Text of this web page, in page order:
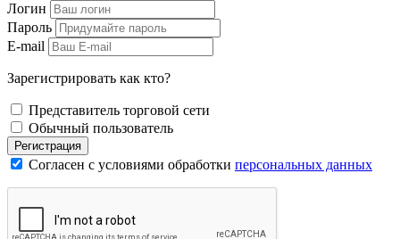
Логин
Пароль
E-mail
Зарегистрировать как кто?
Представитель торговой сети
Обычный пользователь
Регистрация
Согласен с условиями обработки персональных данных